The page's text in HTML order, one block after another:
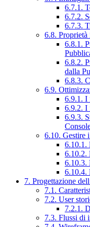
6.7.1.
6.7.2.
6.7.3.
6.8.
6.8.1.
6.8.2.
dalla
6.8.3.
6.9.
6.9.1. I
6.9.2. I
6.9.3.
6.10. Gestire
6.10.1.
6.10.2.
6.10.3.
6.10.4.
7. Progettazione
7.1.
7.2. User
7.2.1.
7.3. Flussi di